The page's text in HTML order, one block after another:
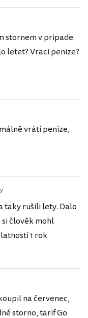
stornem v pripade
letet? Vraci penize?
vrátí peníze,
taky rušili lety. Dalo
člověk mohl
1 rok.
na červenec,
storno, tarif Go